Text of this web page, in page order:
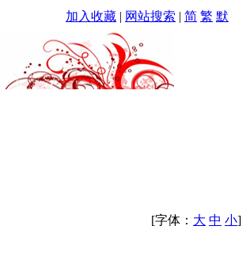
加入收藏 | 网站搜索 | 简 繁 默
[字体： 大 中 小]